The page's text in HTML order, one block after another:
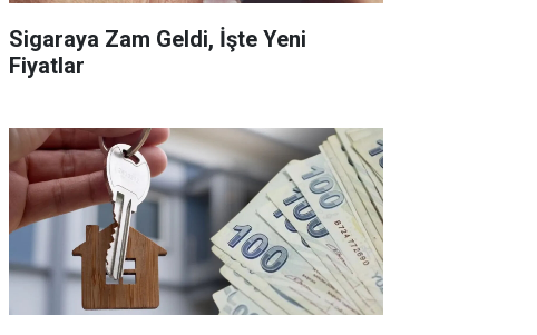
Sigaraya Zam Geldi, İşte Yeni
Fiyatlar